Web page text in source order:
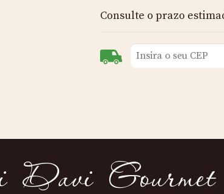
Consulte o prazo
Davi Gourmet